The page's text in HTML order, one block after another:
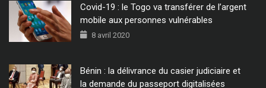
Covid-19 : le Togo va transférer de l’argent
mobile aux personnes vulnérables
8 avril 2020
Bénin : la délivrance du casier judiciaire et
la demande du passeport digitalisées